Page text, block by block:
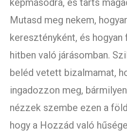
képmásodra, és tarts
Mutasd meg nekem,
keresztényként, és hogyan
hitben való járásomban.
beléd vetett bizalmamat,
ingadozzon meg,
nézzek szembe ezen a
hogy a Hozzád való